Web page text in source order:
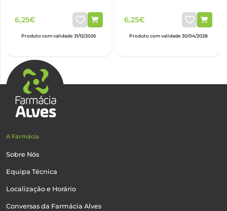
6,25€
Produto com validade 31/12/2026
6,25€
Produto com validade 30/04/2028
A Farmácia
Sobre Nós
Equipa Técnica
Localização e Horário
Conversas da Farmácia Alves